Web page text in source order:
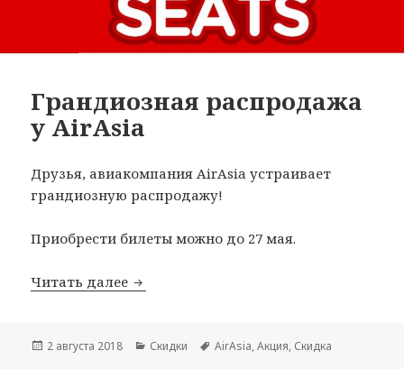
Грандиозная распродажа
у AirAsia
Друзья, авиакомпания AirAsia устраивает
грандиозную распродажу!
Приобрести билеты можно до 27 мая.
Читать далее Грандиозная распродажа у AirAsia
Опубликовано
2 августа 2018 Рубрики
Скидки Метки
AirAsia,Акция, Скидка